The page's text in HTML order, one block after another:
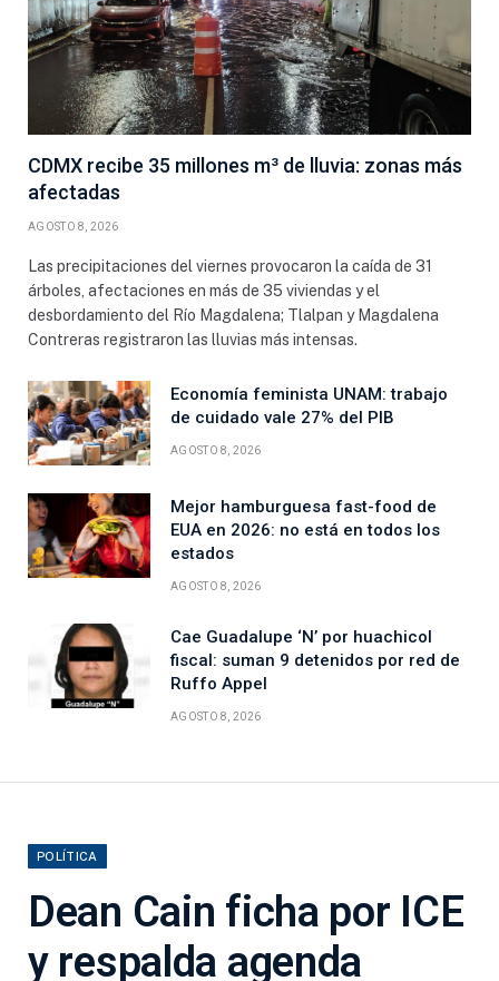
CDMX recibe 35 millones m³ de lluvia: zonas más
afectadas
AGOSTO 8, 2026
Las precipitaciones del viernes provocaron la caída de 31
árboles, afectaciones en más de 35 viviendas y el
desbordamiento del Río Magdalena; Tlalpan y Magdalena
Contreras registraron las lluvias más intensas.
Economía feminista UNAM: trabajo
de cuidado vale 27% del PIB
AGOSTO 8, 2026
Mejor hamburguesa fast-food de
EUA en 2026: no está en todos los
estados
AGOSTO 8, 2026
Cae Guadalupe ‘N’ por huachicol
fiscal: suman 9 detenidos por red de
Ruffo Appel
AGOSTO 8, 2026
POLÍTICA
Dean Cain ficha por ICE
y respalda agenda